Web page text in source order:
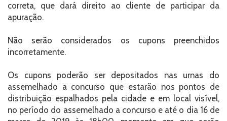
correta, que dará direito ao cliente de participar da
apuração.
Não serão considerados os cupons preenchidos
incorretamente.
Os cupons poderão ser depositados nas urnas do
assemelhado a concurso que estarão nos pontos de
distribuição espalhados pela cidade e em local visível,
no período do assemelhado a concurso e até o dia 16 de